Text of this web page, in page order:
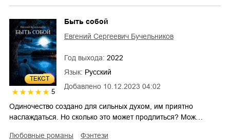
ТЕКСТ
5
Добавлено 10.12.2023 04:02
Быть собой
Евгений Сергеевич Бучельников
Год выхода: 2022
Язык: Русский
Одиночество создано для сильных духом, им приятно
наслаждаться. Но сколько это может продлиться? Мож…
любовные романы
фэнтези